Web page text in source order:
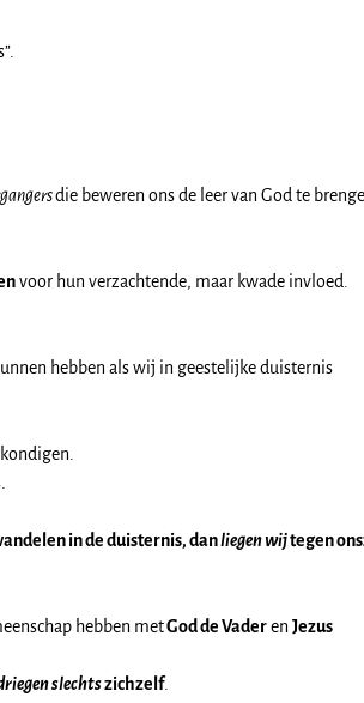
die beweren ons de leer van God te
voor hun verzachtende, maar kwade invloed.
hebben als wij in geestelijke duisternis
in de duisternis, danliegen wijtegen
hebben metGod de Vaderen Jezus
slechtszichzelf.